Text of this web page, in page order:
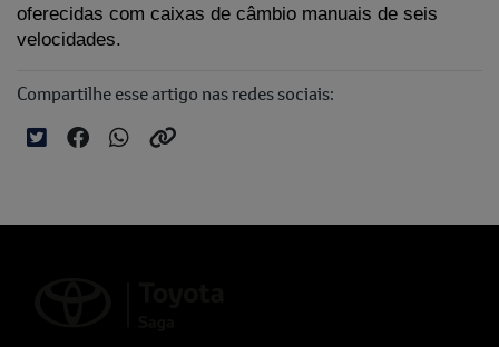
oferecidas com caixas de câmbio manuais de seis
velocidades.
Compartilhe esse artigo nas redes sociais: